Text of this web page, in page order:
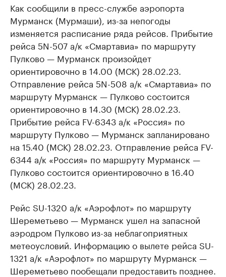
Как сообщили в пресс-службе аэропорта
Мурманск (Мурмаши), из-за непогоды
изменяется расписание ряда рейсов. Прибытие
рейса 5N-507 а/к «Смартавиа» по маршруту
Пулково — Мурманск произойдет
ориентировочно в 14.00 (МСК) 28.02.23.
Отправление рейса 5N-508 а/к «Смартавиа» по
маршруту Мурманск — Пулково состоится
ориентировочно в 14.30 (МСК) 28.02.23.
Прибытие рейса FV-6343 а/к «Россия» по
маршруту Пулково — Мурманск запланировано
на 15.40 (МСК) 28.02.23. Отправление рейса FV-
6344 а/к «Россия» по маршруту Мурманск —
Пулково состоится ориентировочно в 16.40
(МСК) 28.02.23.
Рейс SU-1320 а/к «Аэрофлот» по маршруту
Шереметьево — Мурманск ушел на запасной
аэродром Пулково из-за неблагоприятных
метеоусловий. Информацию о вылете рейса SU-
1321 а/к «Аэрофлот» по маршруту Мурманск —
Шереметьево пообещали предоставить позднее.